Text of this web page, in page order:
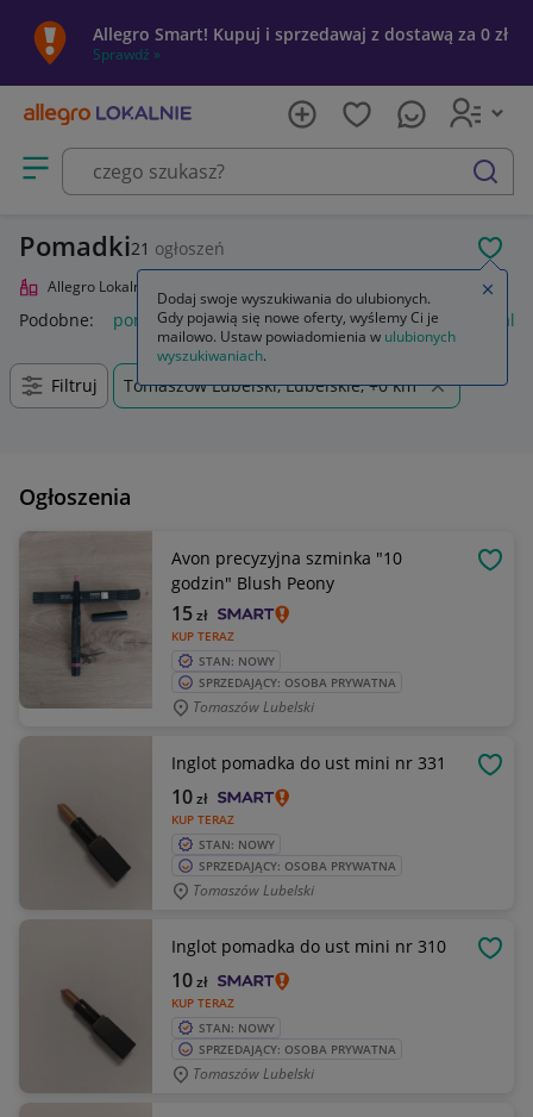
Allegro Smart! Kupuj i sprzedawaj z dostawą za 0 zł
Sprawdź »
Otwórz menu z kategoriami
szukaj
Pomadki21 ogłoszeń
Allegro Lokalnie
Podobne: pomadka pomadka maybelline pomadka loreal
Filtruj Tomaszów Lubelski, Lubelskie, +0 km
Ogłoszenia
Avon precyzyjna szminka "10
godzin" Blush Peony
KUP TERAZ
15zł
STAN: NOWY
SPRZEDAJĄCY: OSOBA PRYWATNA
Tomaszów Lubelski
Inglot pomadka do ust mini nr 331
KUP TERAZ
10zł
STAN: NOWY
SPRZEDAJĄCY: OSOBA PRYWATNA
Tomaszów Lubelski
Inglot pomadka do ust mini nr 310
KUP TERAZ
10zł
STAN: NOWY
SPRZEDAJĄCY: OSOBA PRYWATNA
Tomaszów Lubelski
Dodaj swoje wyszukiwania do ulubionych.
Gdy pojawią się nowe oferty, wyślemy Ci je
mailowo. Ustaw powiadomienia w ulubionych
wyszukiwaniach.